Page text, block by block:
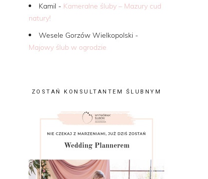
Kamil - Kameralne śluby – Mazury cud
natury!
Wesele Gorzów Wielkopolski -
Majowy ślub w ogrodzie
ZOSTAŃ KONSULTANTEM ŚLUBNYM